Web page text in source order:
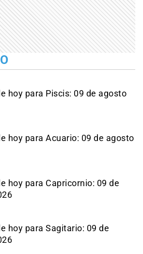
hoy para Piscis: 09 de agosto
hoy para Acuario: 09 de agosto
hoy para Capricornio: 09 de
hoy para Sagitario: 09 de